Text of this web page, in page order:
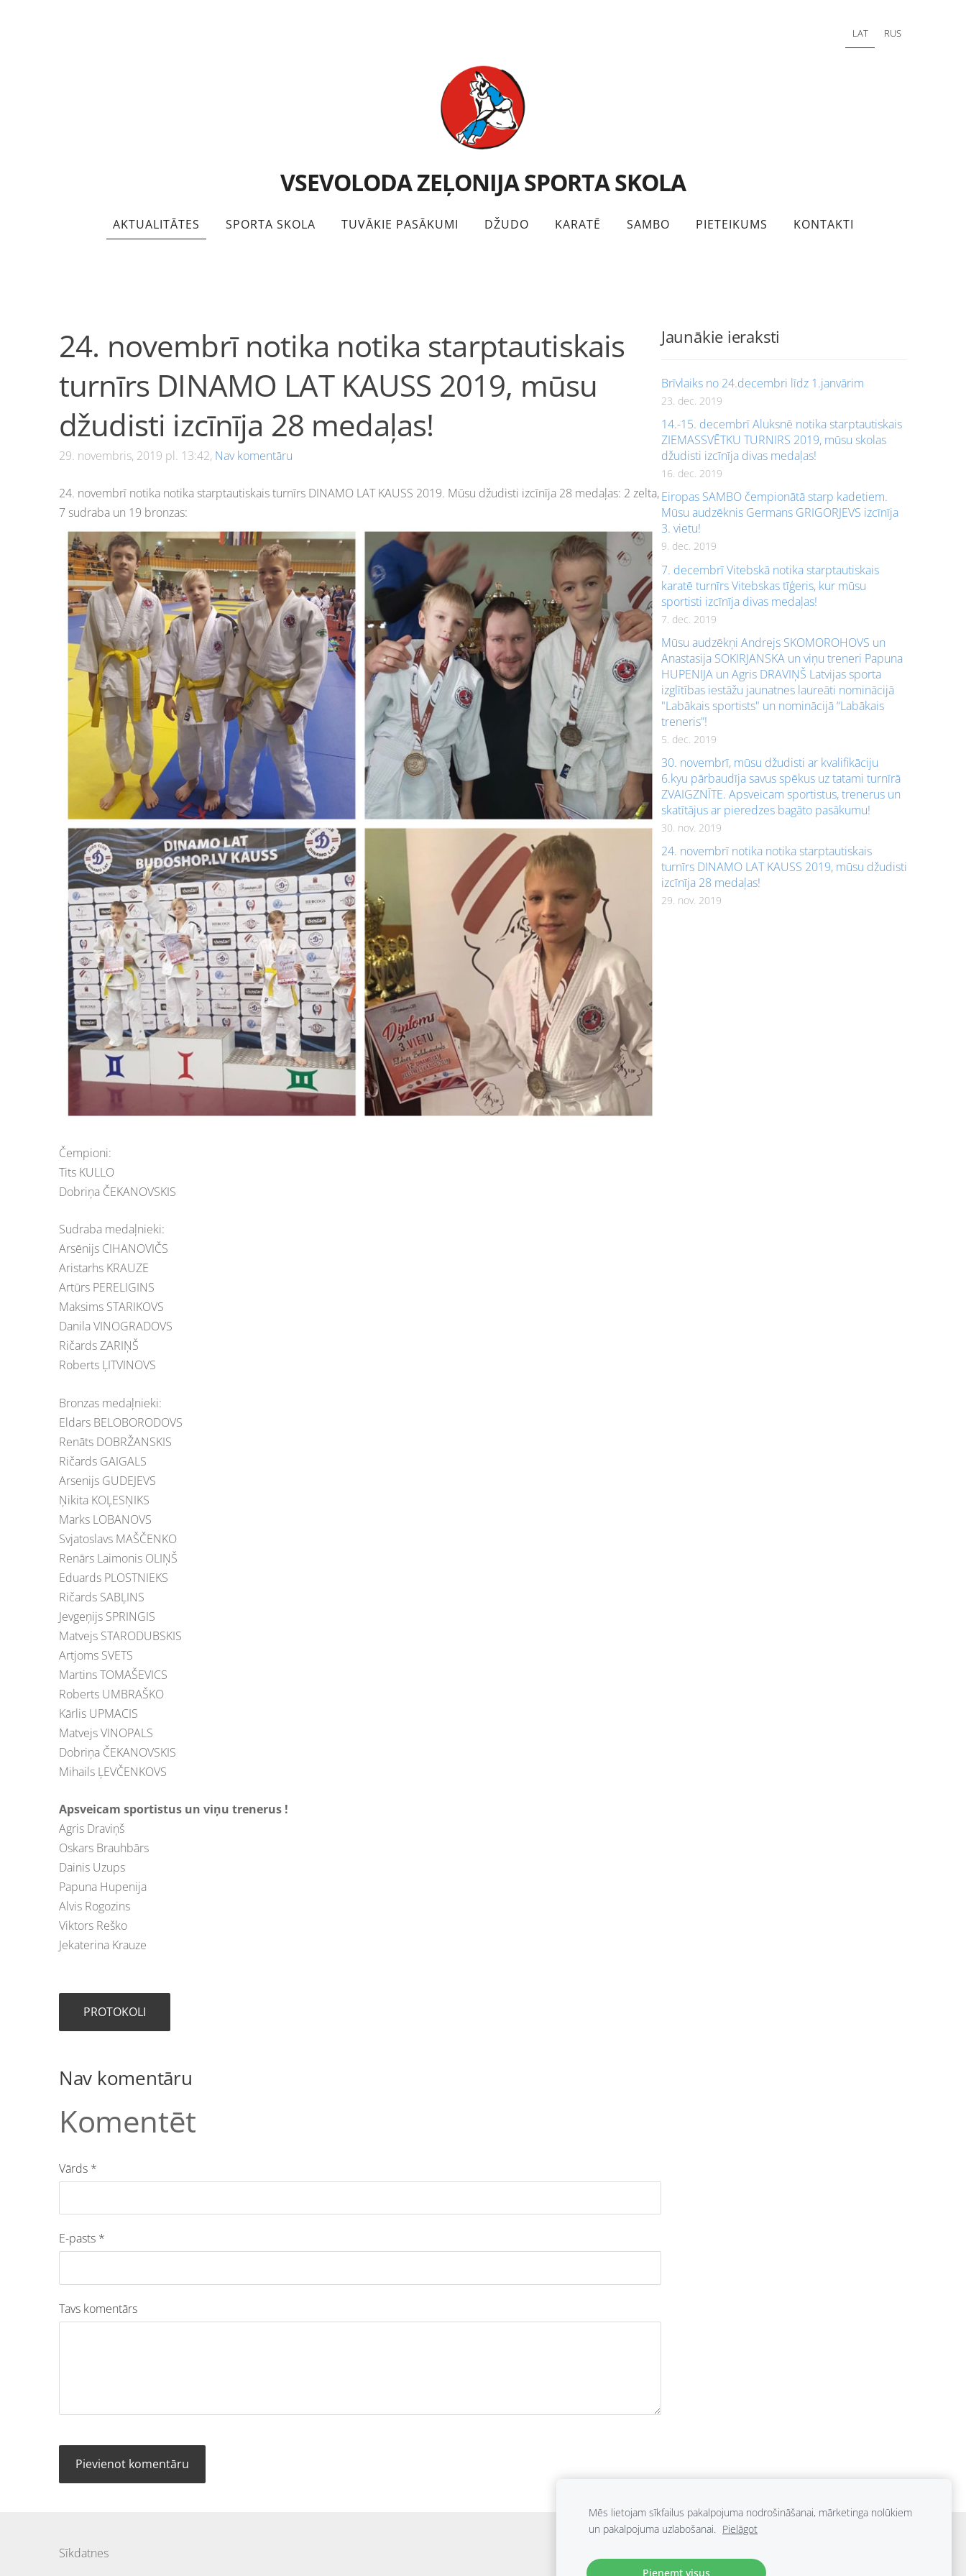
LAT RUS
VSEVOLODA ZEĻONIJA SPORTA SKOLA
AKTUALITĀTES SPORTA SKOLA TUVĀKIE PASĀKUMI DŽUDO KARATĒ SAMBO PIETEIKUMS KONTAKTI
Jaunākie ieraksti
Brīvlaiks no 24.decembri līdz 1.janvārim
23. dec. 2019
14.-15. decembrī Aluksnē notika starptautiskais
ZIEMASSVĒTKU TURNIRS 2019, mūsu skolas
džudisti izcīnīja divas medaļas!
16. dec. 2019
Eiropas SAMBO čempionātā starp kadetiem.
Mūsu audzēknis Germans GRIGORJEVS izcīnīja
3. vietu!
9. dec. 2019
7. decembrī Vitebskā notika starptautiskais
karatē turnīrs Vitebskas tīģeris, kur mūsu
sportisti izcīnīja divas medaļas!
7. dec. 2019
Mūsu audzēkņi Andrejs SKOMOROHOVS un
Anastasija SOKIRJANSKA un viņu treneri Papuna
HUPENIJA un Agris DRAVIŅŠ Latvijas sporta
izglītības iestāžu jaunatnes laureāti nominācijā
"Labākais sportists" un nominācijā “Labākais
treneris”!
5. dec. 2019
30. novembrī, mūsu džudisti ar kvalifikāciju
6.kyu pārbaudīja savus spēkus uz tatami turnīrā
ZVAIGZNĪTE. Apsveicam sportistus, trenerus un
skatītājus ar pieredzes bagāto pasākumu!
30. nov. 2019
24. novembrī notika notika starptautiskais
turnīrs DINAMO LAT KAUSS 2019, mūsu džudisti
izcīnīja 28 medaļas!
29. nov. 2019
24. novembrī notika notika starptautiskais
turnīrs DINAMO LAT KAUSS 2019, mūsu
džudisti izcīnīja 28 medaļas!
29. novembris, 2019 pl. 13:42, Nav komentāru
24. novembrī notika notika starptautiskais turnīrs DINAMO LAT KAUSS 2019. Mūsu džudisti izcīnīja 28 medaļas: 2 zelta,
7 sudraba un 19 bronzas:
Čempioni:
Tits KULLO
Dobriņa ČEKANOVSKIS
Sudraba medaļnieki:
Arsēnijs CIHANOVIČS
Aristarhs KRAUZE
Artūrs PERELIGINS
Maksims STARIKOVS
Danila VINOGRADOVS
Ričards ZARIŅŠ
Roberts ĻITVINOVS
Bronzas medaļnieki:
Eldars BELOBORODOVS
Renāts DOBRŽANSKIS
Ričards GAIGALS
Arsenijs GUDEJEVS
Ņikita KOĻESŅIKS
Marks LOBANOVS
Svjatoslavs MAŠČENKO
Renārs Laimonis OLIŅŠ
Eduards PLOSTNIEKS
Ričards SABĻINS
Jevgeņijs SPRINGIS
Matvejs STARODUBSKIS
Artjoms SVETS
Martins TOMAŠEVICS
Roberts UMBRAŠKO
Kārlis UPMACIS
Matvejs VINOPALS
Dobriņa ČEKANOVSKIS
Mihails ĻEVČENKOVS
Apsveicam sportistus un viņu trenerus !
Agris Draviņš
Oskars Brauhbārs
Dainis Uzups
Papuna Hupenija
Alvis Rogozins
Viktors Reško
Jekaterina Krauze
PROTOKOLI
Nav komentāru
Komentēt
Vārds *
E-pasts *
Tavs komentārs
Sīkdatnes
Mēs lietojam sīkfailus pakalpojuma nodrošināšanai, mārketinga nolūkiem
un pakalpojuma uzlabošanai. Pielāgot
Pieņemt visus